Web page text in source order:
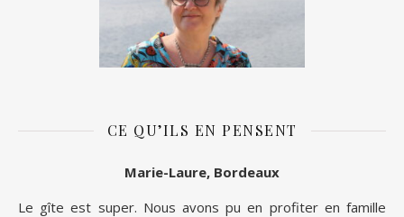
CE QU’ILS EN PENSENT
Marie-Laure, Bordeaux
Le gîte est super. Nous avons pu en profiter en famille